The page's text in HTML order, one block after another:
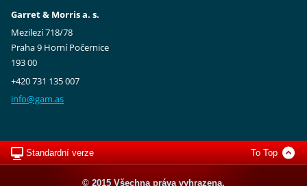
Garret & Morris a. s.
Mezilezí 718/78
Praha 9 Horní Počernice
193 00
+420 731 135 007
info@gam.as
Standardní verze To Top
© 2015 Všechna práva vyhrazena.